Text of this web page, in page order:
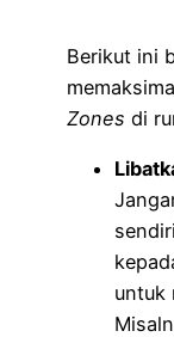
Berikut ini
Zones di
untuk